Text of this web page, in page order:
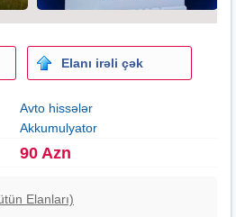
Elanı irəli çək
Avto hissələr
Akkumulyator
90 Azn
Elanları)